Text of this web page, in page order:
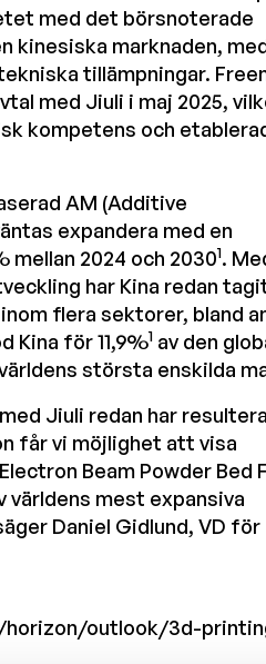
med det börsnoterade
kinesiska marknaden,
tillämpningar.
med Jiuli i maj 2025,
kompetens och
AM (Additive
expandera med en
2024 och 20301.
har Kina redan
flera sektorer, bland
Kina för 11,9%1 av den
största enskilda
Jiuli redan har
får vi möjlighet att visa
Beam Powder Bed
världens mest expansiva
Daniel Gidlund, VD för
horizon/outlook/3d-